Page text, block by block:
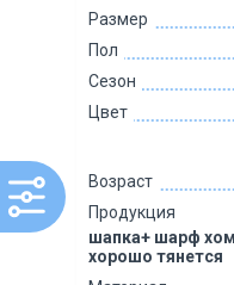
Размер
Пол
Сезон
Цвет
Возраст
Продукция
шапка+ шарф
хорошо тянется